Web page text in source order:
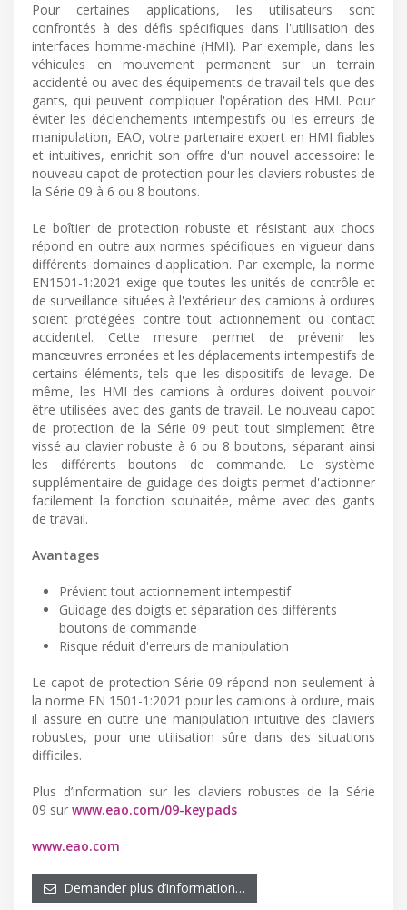
Pour certaines applications, les utilisateurs sont
confrontés à des défis spécifiques dans l'utilisation des
interfaces homme-machine (HMI). Par exemple, dans les
véhicules en mouvement permanent sur un terrain
accidenté ou avec des équipements de travail tels que des
gants, qui peuvent compliquer l'opération des HMI. Pour
éviter les déclenchements intempestifs ou les erreurs de
manipulation, EAO, votre partenaire expert en HMI fiables
et intuitives, enrichit son offre d'un nouvel accessoire: le
nouveau capot de protection pour les claviers robustes de
la Série 09 à 6 ou 8 boutons.
Le boîtier de protection robuste et résistant aux chocs
répond en outre aux normes spécifiques en vigueur dans
différents domaines d'application. Par exemple, la norme
EN1501-1:2021 exige que toutes les unités de contrôle et
de surveillance situées à l'extérieur des camions à ordures
soient protégées contre tout actionnement ou contact
accidentel. Cette mesure permet de prévenir les
manœuvres erronées et les déplacements intempestifs de
certains éléments, tels que les dispositifs de levage. De
même, les HMI des camions à ordures doivent pouvoir
être utilisées avec des gants de travail. Le nouveau capot
de protection de la Série 09 peut tout simplement être
vissé au clavier robuste à 6 ou 8 boutons, séparant ainsi
les différents boutons de commande. Le système
supplémentaire de guidage des doigts permet d'actionner
facilement la fonction souhaitée, même avec des gants
de travail.
Avantages
Prévient tout actionnement intempestif
Guidage des doigts et séparation des différents
boutons de commande
Risque réduit d'erreurs de manipulation
Le capot de protection Série 09 répond non seulement à
la norme EN 1501-1:2021 pour les camions à ordure, mais
il assure en outre une manipulation intuitive des claviers
robustes, pour une utilisation sûre dans des situations
difficiles.
Plus d’information sur les claviers robustes de la Série
09 sur www.eao.com/09-keypads
www.eao.com
Demander plus d’information…